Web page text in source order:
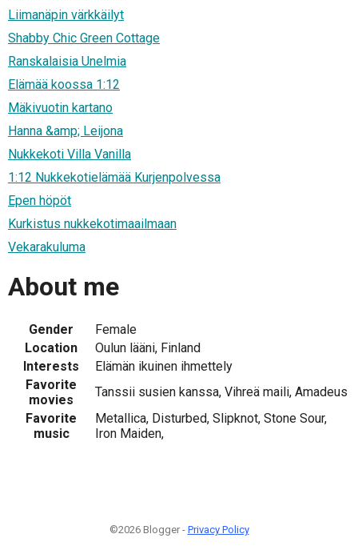
Liimanäpin värkkäilyt
Shabby Chic Green Cottage
Ranskalaisia Unelmia
Elämää koossa 1:12
Mäkivuotin kartano
Hanna &amp; Leijona
Nukkekoti Villa Vanilla
1:12 Nukkekotielämää Kurjenpolvessa
Epen höpöt
Kurkistus nukkekotimaailmaan
Vekarakuluma
About me
Gender
Female
Location
Oulun lääni, Finland
Interests
Elämän ikuinen ihmettely
Favorite
movies
Tanssii susien kanssa, Vihreä maili, Amadeus
Favorite
music
Metallica, Disturbed, Slipknot, Stone Sour,
Iron Maiden,
©2026 Blogger - Privacy Policy